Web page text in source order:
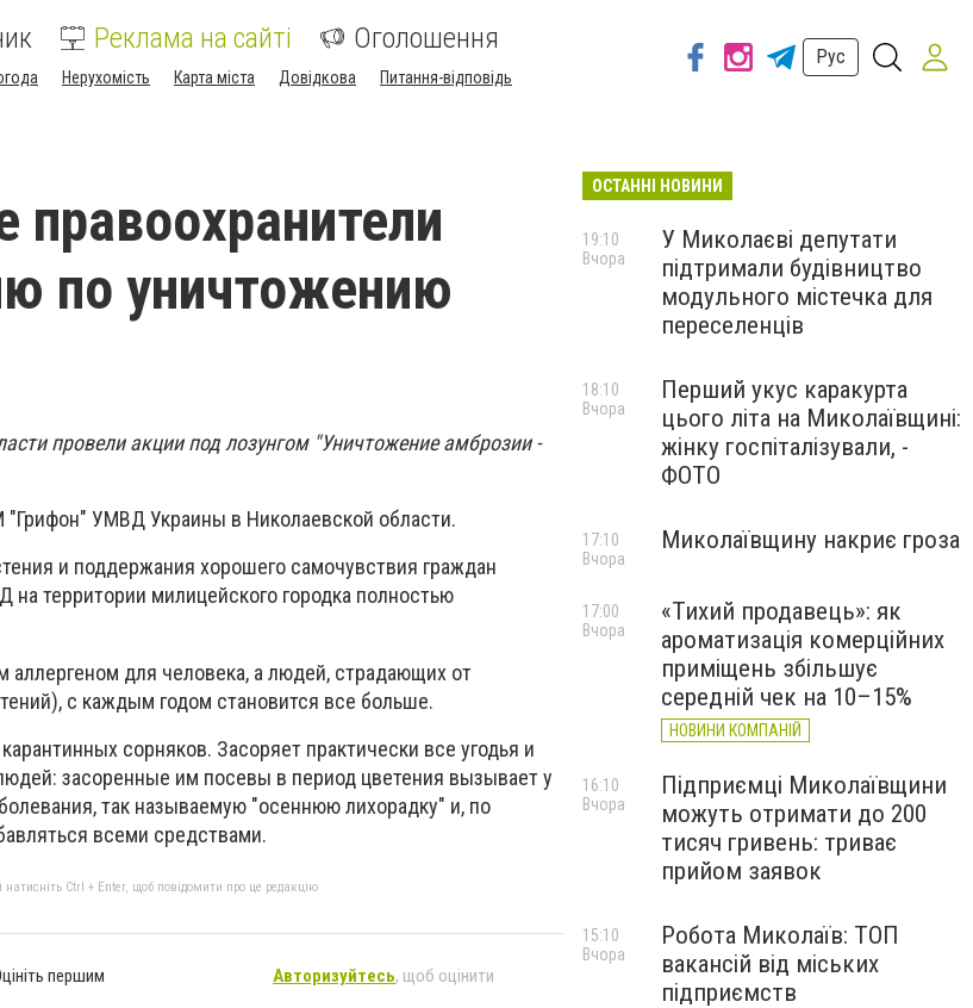
Реклама на сайті Оголошення
Нерухомість Карта міста Довідкова Питання-відповідь
Рус
правоохранители
по уничтожению
провели акции под лозунгом "Уничтожение амброзии -
УМВД Украины в Николаевской области.
и поддержания хорошего самочувствия граждан
территории милицейского городка полностью
для человека, а людей, страдающих от
с каждым годом становится все больше.
сорняков. Засоряет практически все угодья и
засоренные им посевы в период цветения вызывает у
так называемую "осеннюю лихорадку" и, по
всеми средствами.
Ctrl + Enter, щоб повідомити про це редакцію
першим Авторизуйтесь, щоб оцінити
ОСТАННІ НОВИНИ
У Миколаєві депутати
підтримали будівництво
модульного містечка для
переселенців
19:10
Вчора
Перший укус каракурта
цього літа на Миколаївщині:
жінку госпіталізували, -
ФОТО
18:10
Вчора
Миколаївщину накриє гроза
17:10
Вчора
«Тихий продавець»: як
ароматизація комерційних
приміщень збільшує
середній чек на 10–15%
НОВИНИ КОМПАНІЙ
17:00
Вчора
Підприємці Миколаївщини
можуть отримати до 200
тисяч гривень: триває
прийом заявок
16:10
Вчора
Робота Миколаїв: ТОП
вакансій від міських
підприємств
15:10
Вчора